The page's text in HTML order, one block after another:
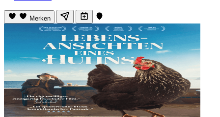
Merken